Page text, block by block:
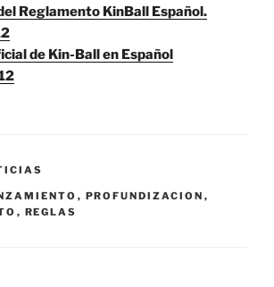
Reglamento KinBall Español.
de Kin-Ball en Español
, PROFUNDIZACION ,
, REGLAS